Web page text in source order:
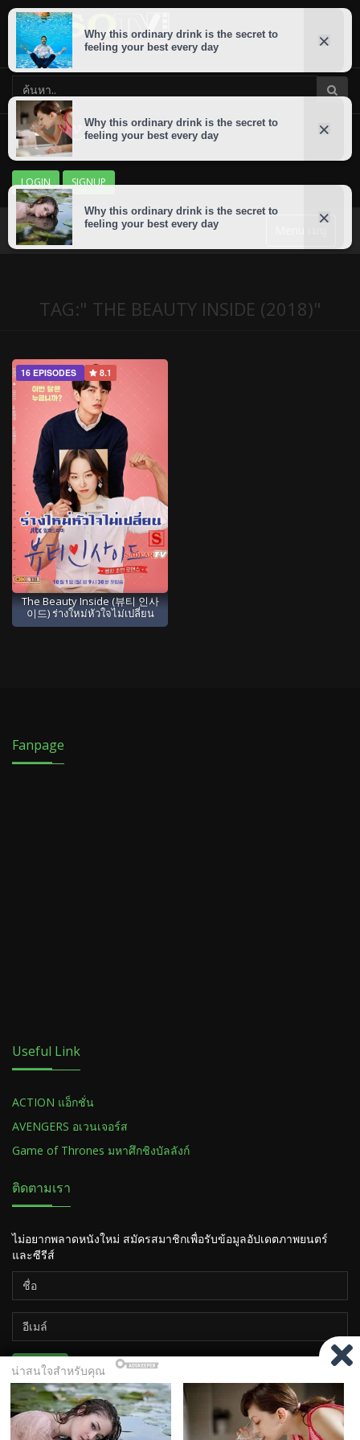
LOGIN SIGNUP
TAG:" THE BEAUTY INSIDE (2018)"
16 EPISODES 8.1
The Beauty Inside (뷰티 인사
이드) ร่างใหม่หัวใจไม่เปลี่ยน
Fanpage
Useful Link
ACTION แอ็กชั่น
AVENGERS อเวนเจอร์ส
Game of Thrones มหาศึกชิงบัลลังก์
ติดตามเรา
ไม่อยากพลาดหนังใหม่ สมัครสมาชิกเพื่อรับข้อมูลอัปเดตภาพยนตร์
และซีรีส์
ติดตาม